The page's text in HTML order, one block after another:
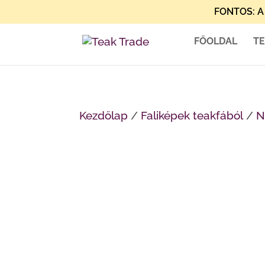
FONTOS:
FŐOLDAL
Kezdőlap / Faliképek teakfából/